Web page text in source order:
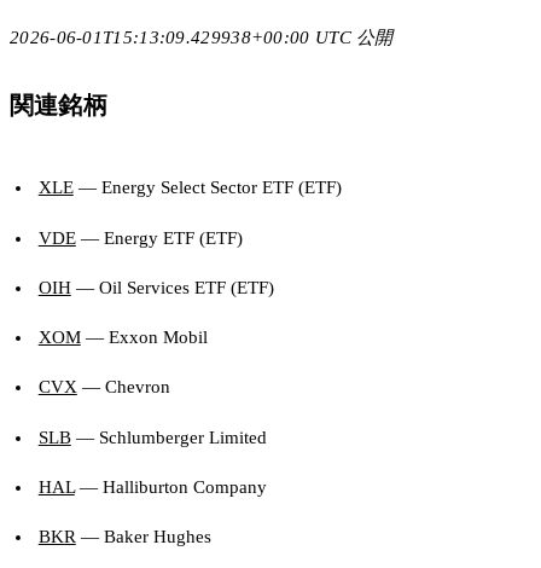
2026-06-01T15:13:09.429938+00:00 UTC 公開
関連銘柄
XLE— Energy Select Sector ETF (ETF)
VDE— Energy ETF (ETF)
OIH— Oil Services ETF (ETF)
XOM— Exxon Mobil
CVX— Chevron
SLB— Schlumberger Limited
HAL— Halliburton Company
BKR — Baker Hughes